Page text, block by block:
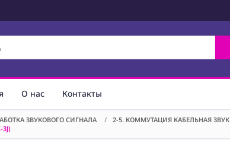
О нас Контакты
ЗВУКОВОГО СИГНАЛА / 2-5. КОММУТАЦИЯ КАБЕЛЬНАЯ ЗВУК